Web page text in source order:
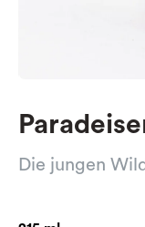
Die jungen